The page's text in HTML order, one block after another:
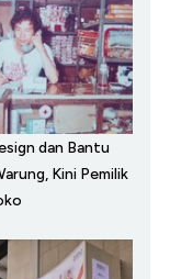
dan Bantu
Kini Pemilik